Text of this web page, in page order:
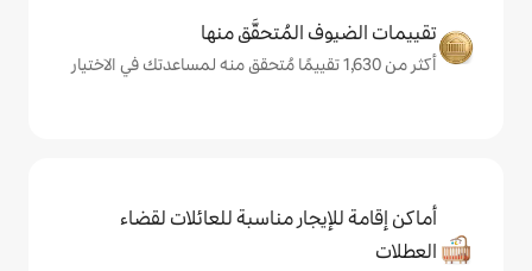
المُتحقَّق منها
مناسبة للعائلات لقضاء